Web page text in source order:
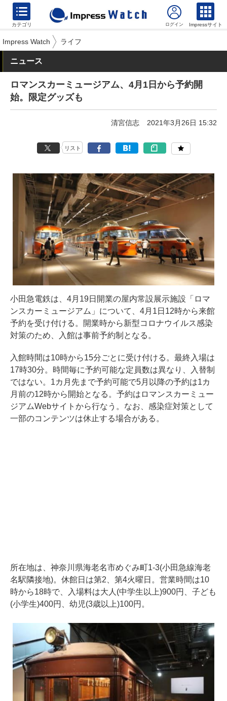
カテゴリ Impressサイト
Impress Watch ライフ
ニュース
ロマンスカーミュージアム、4月1日から予約開
始。限定グッズも
清宮信志 2021年3月26日 15:32
リスト
小田急電鉄は、4月19日開業の屋内常設展示施設「ロマ
ンスカーミュージアム」について、4月1日12時から来館
予約を受け付ける。開業時から新型コロナウイルス感染
対策のため、入館は事前予約制となる。
入館時間は10時から15分ごとに受け付ける。最終入場は
17時30分。時間毎に予約可能な定員数は異なり、入替制
ではない。1カ月先まで予約可能で5月以降の予約は1カ
月前の12時から開始となる。予約はロマンスカーミュー
ジアムWebサイトから行なう。なお、感染症対策として
一部のコンテンツは休止する場合がある。
所在地は、神奈川県海老名市めぐみ町1-3(小田急線海老
名駅隣接地)。休館日は第2、第4火曜日。営業時間は10
時から18時で、入場料は大人(中学生以上)900円、子ども
(小学生)400円、幼児(3歳以上)100円。